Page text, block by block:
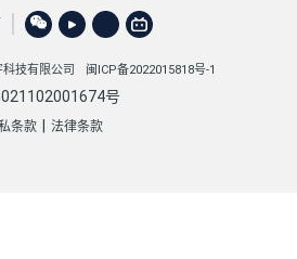
技有限公司 闽ICP备2022015818号-1
号
条款 法律条款